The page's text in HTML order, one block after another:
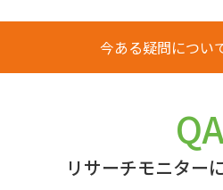
今ある疑問につい
リサーチモニター